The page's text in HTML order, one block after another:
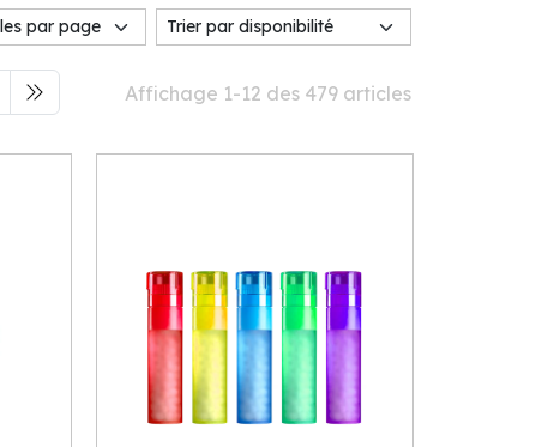
Affichage 1-12 des 479 articles